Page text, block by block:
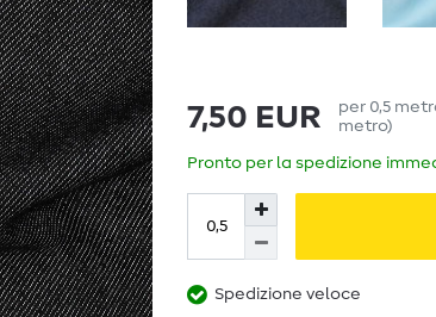
7,50 EUR per 0,5
metro)
Pronto per la spedizione
Spedizione veloce